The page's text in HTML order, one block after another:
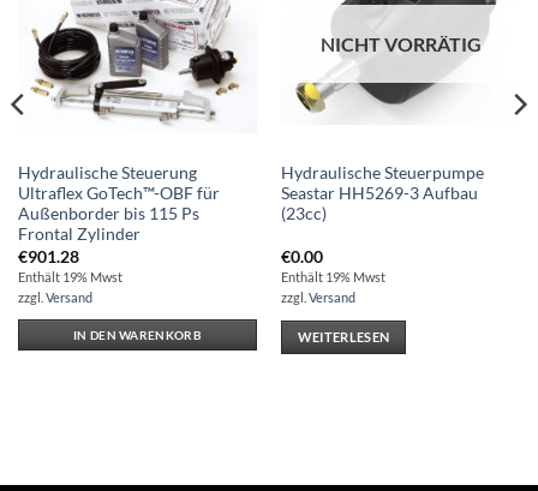
Hydraulische Steuerung
Ultraflex GoTech™-OBF für
Außenborder bis 115 Ps
Frontal Zylinder
€901.28
Enthält 19% Mwst
zzgl. Versand
IN DEN WARENKORB
NICHT VORRÄTIG
Hydraulische Steuerpumpe
Seastar HH5269-3 Aufbau
(23cc)
€0.00
Enthält 19% Mwst
zzgl. Versand
WEITERLESEN